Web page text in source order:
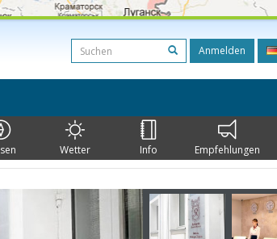
Anmelden
Wetter Info Empfehlungen